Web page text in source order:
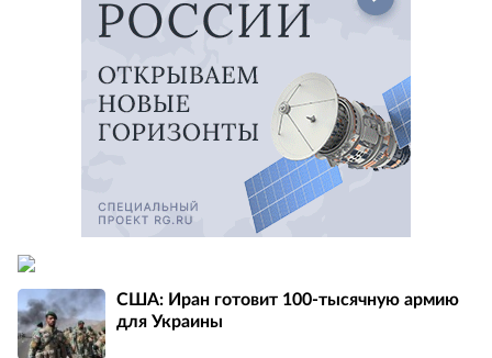
США: Иран готовит 100-тысячную армию
для Украины